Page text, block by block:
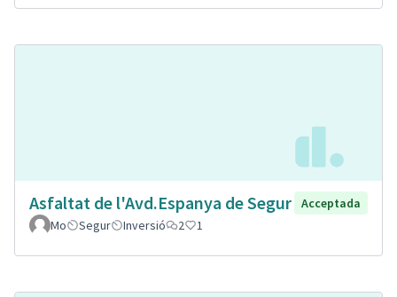
Asfaltat de l'Avd.Espanya de Segur
Acceptada
Mo
Segur Inversió 2 1